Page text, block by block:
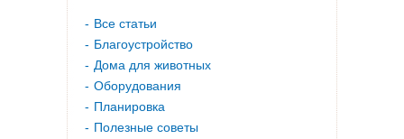
Все статьи
Благоустройство
Дома для животных
Оборудования
Планировка
Полезные советы